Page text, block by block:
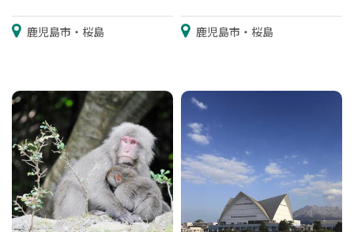
鹿児島市・桜島 鹿児島市・桜島